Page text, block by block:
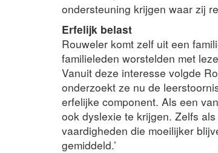
ondersteuning krijgen waar zij
Erfelijk belast
Rouweler komt zelf uit een
familieleden worstelden met
Vanuit deze interesse volgde
onderzoekt ze nu de
erfelijke component. Als een
ook dyslexie te krijgen. Zelfs
vaardigheden die moeilijker
gemiddeld.’